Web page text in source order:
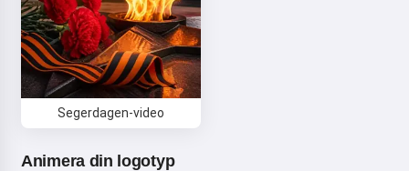
Segerdagen-video
Animera din logotyp